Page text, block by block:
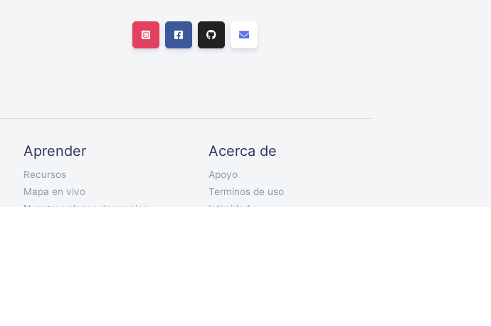
Aprender
Recursos
Mapa en vivo
Nuestros planes de precios
Acerca de
Apoyo
Terminos de uso
intimidad